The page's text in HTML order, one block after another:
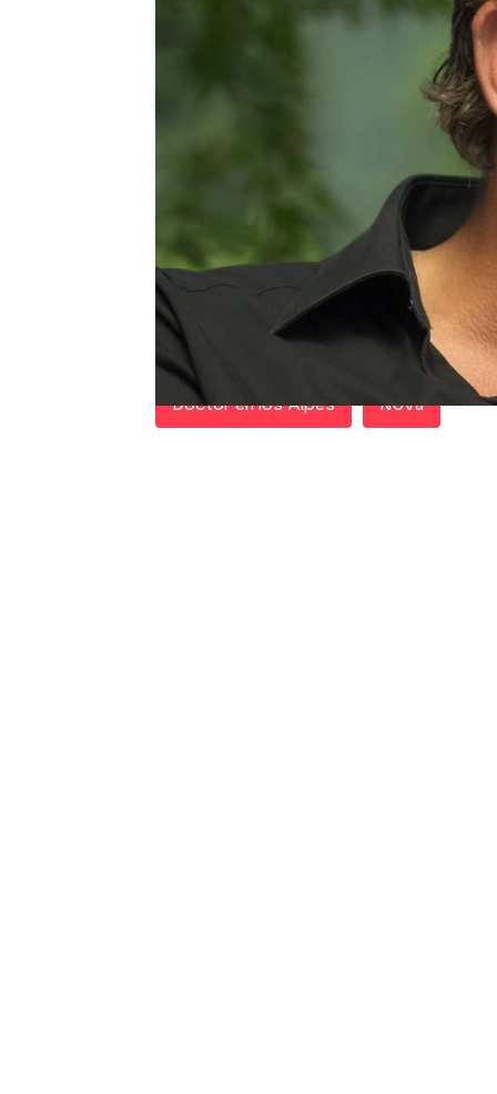
03 de octubre de 2020, 23:01
Katie debe operarse si
Sin embargo,su marido
por eso decide elegir
opción sería la
supuso un trauma. No
Doctor en los Alpes Nova